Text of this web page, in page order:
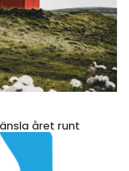
fjällkänsla året runt